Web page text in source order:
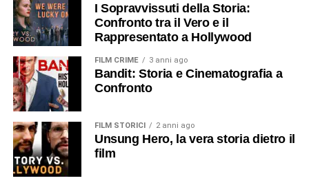
I Sopravvissuti della Storia:
Confronto tra il Vero e il
Rappresentato a Hollywood
FILM CRIME 3 anni ago
Bandit: Storia e Cinematografia a
Confronto
FILM STORICI 2 anni ago
Unsung Hero, la vera storia dietro il
film